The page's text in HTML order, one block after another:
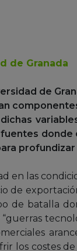
de Granada
de
en las
de
de batalla
“guerras
los costes